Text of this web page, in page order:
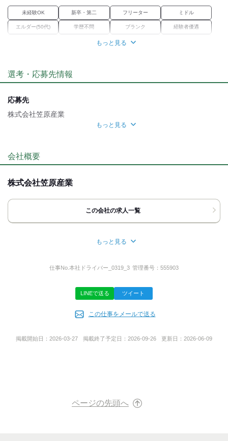
■社宅あり：世帯用(3部屋バス・トイレ別)
→家賃45,000円ほど/月
■外国人雇用実績あり
■マイカー通勤OK(駐車場あり)
（資産形成やお金の相談が気軽に出来ます）
<応募～採用決定までのフロー>
【応募】
↓
↓
【面接】
・普段通りの服装でお越しください
【採用】
未経験OK 新卒・第二 フリーター ミドル
エルダー(50代) 学歴不問 ブランク 経験者優遇
正社員経験不問
車通勤OK バイク通勤OK
交通費有
髪自由
応募時のメリット
もっと見る
選考・応募先情報
応募先
株式会社笠原産業
[最寄駅]
静岡県 牧之原市⁄金谷駅 (車 15分)ほか
[住所]
地図・アクセス詳細を見る
任意項目に下記ご記入ください
2)普段つながりやすい電話番号
応募後、採用担当の川井からご連絡します
※面接当日は履歴書をご持参ください
もっと見る
会社概要
株式会社笠原産業
この会社の求人一覧
静岡県牧之原市東萩間2834-1
もっと見る
仕事No. 本社ドライバー_0319_3 管理番号： 555903
LINEで送る ツイート
この仕事をメールで送る
掲載開始日： 2026-03-27 掲載終了予定日： 2026-09-26 更新日： 2026-06-09
ページの先頭へ